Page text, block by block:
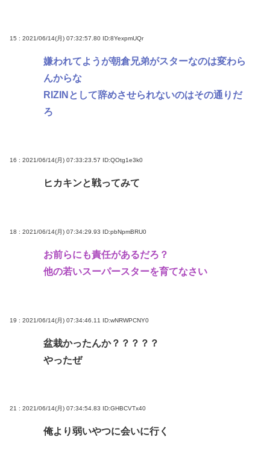
15 : 2021/06/14(月) 07:32:57.80 ID:8YexpmUQr
嫌われてようが朝倉兄弟がスターなのは変わら
んからな
RIZINとして辞めさせられないのはその通りだ
ろ
16 : 2021/06/14(月) 07:33:23.57 ID:QOtg1e3k0
ヒカキンと戦ってみて
18 : 2021/06/14(月) 07:34:29.93 ID:pbNpmBRU0
お前らにも責任があるだろ？
他の若いスーパースターを育てなさい
19 : 2021/06/14(月) 07:34:46.11 ID:wNRWPCNY0
盆栽かったんか？？？？？
やったぜ
21 : 2021/06/14(月) 07:34:54.83 ID:GHBCVTx40
俺より弱いやつに会いに行く